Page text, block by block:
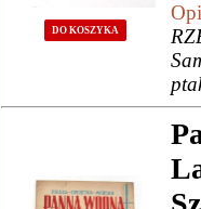
DO KOSZYKA